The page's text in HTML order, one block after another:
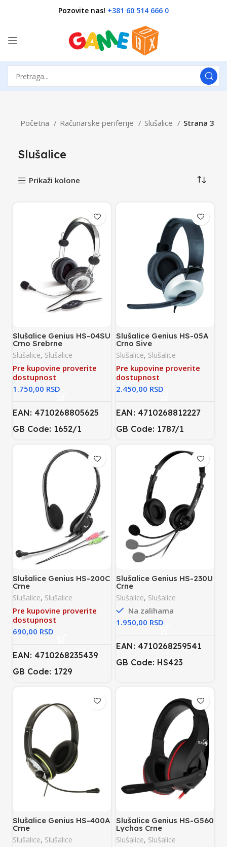
Pozovite nas! +381 60 514 666 0
Početna Računarske periferije Slušalice Strana 3
Slušalice
Prikaži kolone
Slušalice Genius HS-04SU
Crno Srebrne
Slušalice, Slušalice
Pre kupovine proverite
dostupnost
RSD
EAN: 4710268805625
GB Code: 1652/1
Slušalice Genius HS-05A
Crno Sive
Slušalice, Slušalice
Pre kupovine proverite
dostupnost
RSD
EAN: 4710268812227
GB Code: 1787/1
Slušalice Genius HS-200C
Crne
Slušalice, Slušalice
Pre kupovine proverite
dostupnost
RSD
EAN: 4710268235439
GB Code: 1729
Slušalice Genius HS-230U
Crne
Slušalice, Slušalice
Na zalihama
RSD
EAN: 4710268259541
GB Code: HS423
Slušalice Genius HS-400A
Crne
Slušalice, Slušalice
Slušalice Genius HS-G560
Lychas Crne
Slušalice, Slušalice